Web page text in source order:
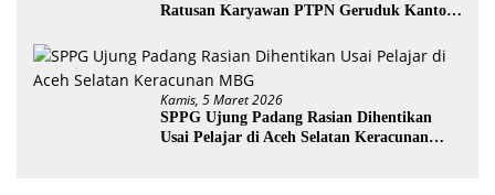
Ratusan Karyawan PTPN Geruduk Kantor
Kamis, 5 Maret 2026
SPPG Ujung Padang Rasian Dihentikan
Usai Pelajar di Aceh Selatan Keracunan